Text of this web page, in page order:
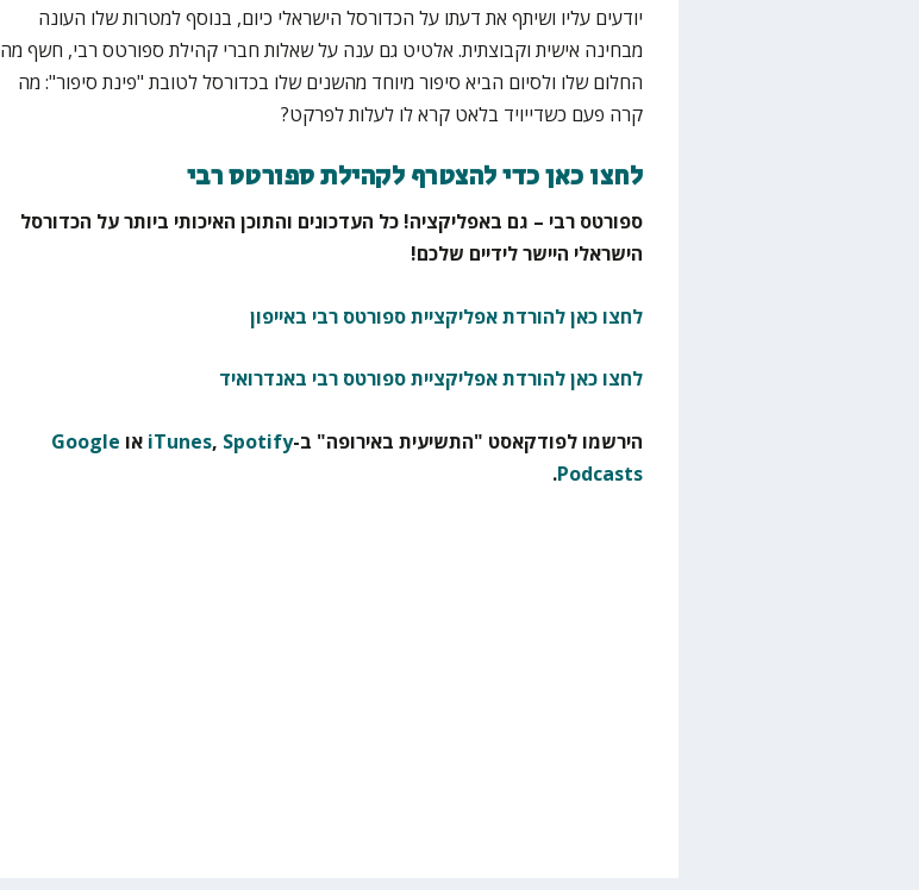
יודעים עליו ושיתף את דעתו על הכדורסל הישראלי כיום, בנוסף למטרות שלו העונה
מבחינה אישית וקבוצתית. אלטיט גם ענה על שאלות חברי קהילת ספורטס רבי, חשף מה
החלום שלו ולסיום הביא סיפור מיוחד מהשנים שלו בכדורסל לטובת "פינת סיפור": מה
קרה פעם כשדייויד בלאט קרא לו לעלות לפרקט?
לחצו כאן כדי להצטרף לקהילת ספורטס רבי
ספורטס רבי – גם באפליקציה! כל העדכונים והתוכן האיכותי ביותר על הכדורסל
הישראלי היישר לידיים שלכם!
לחצו כאן להורדת אפליקציית ספורטס רבי באייפון
לחצו כאן להורדת אפליקציית ספורטס רבי באנדרואיד
הירשמו לפודקאסט "התשיעית באירופה" ב- iTunes, Spotify או Google
Podcasts
.